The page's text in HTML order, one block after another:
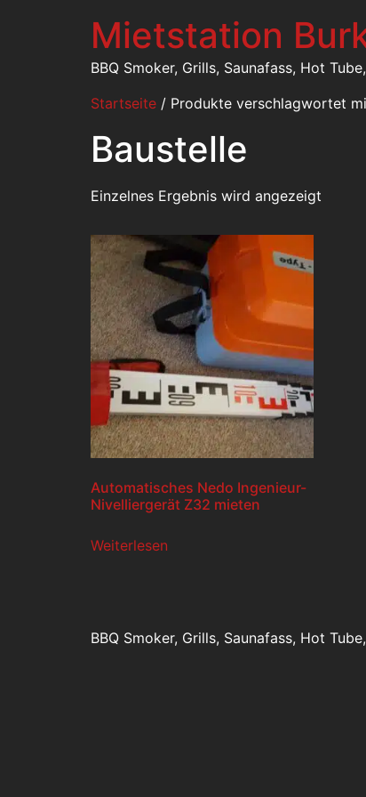
Mietstation
BBQ Smoker, Grills, Saunafass, Hot
Startseite / Produkte verschlagwortet
Baustelle
Einzelnes Ergebnis wird angezeigt
Automatisches Nedo Ingenieur-
Nivelliergerät Z32 mieten
Weiterlesen
BBQ Smoker, Grills, Saunafass, Hot